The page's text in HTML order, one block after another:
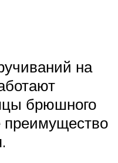
на
брюшного
преимущество